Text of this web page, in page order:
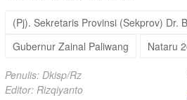
(Pj). Sekretaris Provinsi (Sekprov) Dr.
Gubernur Zainal Paliwang
Nataru
Penulis: Dkisp/Rz
Editor: Rizqiyanto